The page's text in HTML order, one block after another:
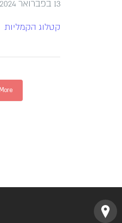
13 בפברואר 2024
קטלוג הקמליות